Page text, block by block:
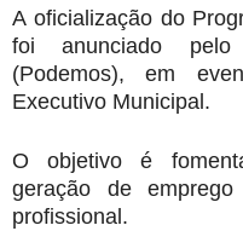
A oficialização do
foi anunciado pelo
(Podemos), em
Executivo Municipal.
O objetivo é
geração de
profissional.